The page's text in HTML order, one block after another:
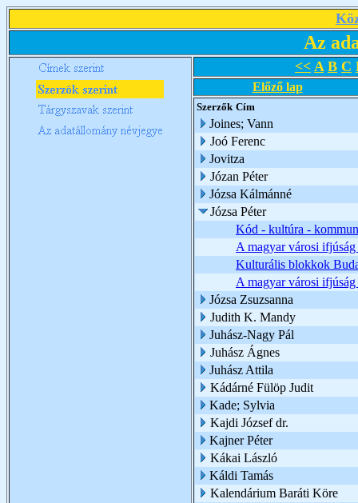
Az
<< A B C
Előző lap
Szerzők Cím
Joines; Vann
Joó Ferenc
Jovitza
Józan Péter
Józsa Kálmánné
Józsa Péter
Kód - kultúra -
A magyar városi
Kulturális blokkok
A magyar városi
Józsa Zsuzsanna
Judith K. Mandy
Juhász-Nagy Pál
Juhász Ágnes
Juhász Attila
Kádárné Fülöp Judit
Kade; Sylvia
Kajdi József dr.
Kajner Péter
Kákai László
Káldi Tamás
Kalendárium Baráti Köre